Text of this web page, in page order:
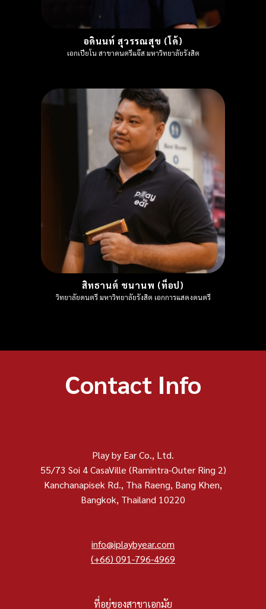
อดินนท์ สุวรรณสุข (โด้)
เอกเปียโน สาขาดนตรีแจ๊ส มหาวิทยาลัยรังสิต
สิทธานต์ ชนานพ (ท็อป)
วิทยาลัยดนตรี มหาวิทยาลัยรังสิต เอกการแสดงดนตรี
Contact Info
Play by Ear Co., Ltd.
55/73 Soi 4 CasaVille (Ramintra-Outer Ring 2)
Kanchanapisek Rd., Tha Raeng, Bang Khen,
Bangkok, Thailand 10220
info@iplaybyear.com
(+66) 091-796-4969
ที่อยู่ของสาขาเอกมัย